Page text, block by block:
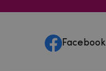
Facebook